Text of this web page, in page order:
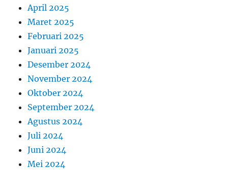
April 2025
Maret 2025
Februari 2025
Januari 2025
Desember 2024
November 2024
Oktober 2024
September 2024
Agustus 2024
Juli 2024
Juni 2024
Mei 2024